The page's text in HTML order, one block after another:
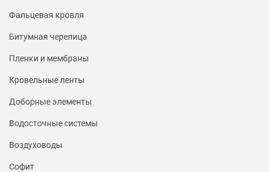
Фальцевая кровля
Битумная черепица
Пленки и мембраны
Кровельные ленты
Доборные элементы
Водосточные системы
Воздуховоды
Софит